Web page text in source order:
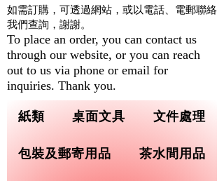
紙類 桌面文具 文件處理
包裝及郵寄用品 茶水間用品
如需訂購，可透過網站，或以電話、電郵聯絡
我們查詢， 謝謝。
To place an order, you can contact us
through our website, or you can reach
out to us via phone or email for
inquiries. Thank you.